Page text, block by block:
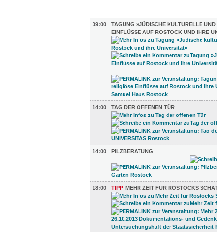
09:00
TAGUNG »JÜDISCHE KULTURELLE UND
EINFLÜSSE AUF ROSTOCK UND IHRE
14:00 TAG DER OFFENEN TÜR
14:00 PILZBERATUNG
18:00 TIPP MEHR ZEIT FÜR ROSTOCKS